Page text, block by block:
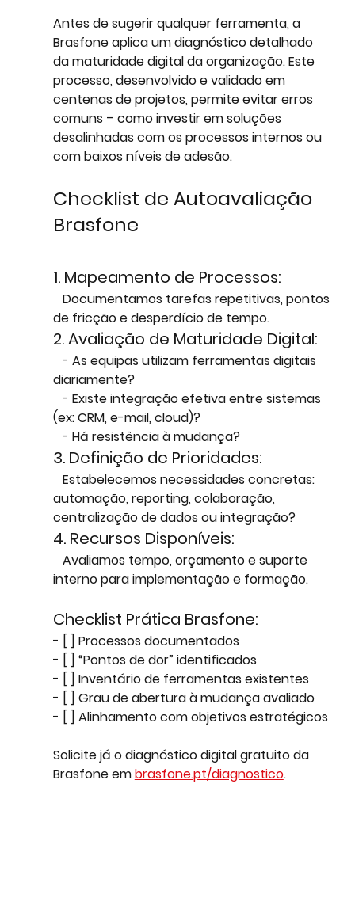
Antes de sugerir qualquer ferramenta, a
Brasfone aplica um diagnóstico detalhado
da maturidade digital da organização. Este
processo, desenvolvido e validado em
centenas de projetos, permite evitar erros
comuns – como investir em soluções
desalinhadas com os processos internos ou
com baixos níveis de adesão.
Checklist de Autoavaliação
Brasfone
1. Mapeamento de Processos:
de fricção e desperdício de tempo.
2. Avaliação de Maturidade Digital:
diariamente?
(ex: CRM, e-mail, cloud)?
   - Há resistência à mudança?
3. Definição de Prioridades:
automação, reporting, colaboração,
centralização de dados ou integração?
4. Recursos Disponíveis:
interno para implementação e formação.
Checklist Prática Brasfone:
- [ ] Processos documentados
- [ ] “Pontos de dor” identificados
- [ ] Inventário de ferramentas existentes
- [ ] Grau de abertura à mudança avaliado
- [ ] Alinhamento com objetivos estratégicos
Solicite já o diagnóstico digital gratuito da
Brasfone em brasfone.pt/diagnostico.